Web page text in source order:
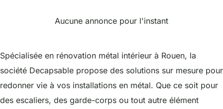
Aucune annonce pour l'instant
Spécialisée en rénovation métal intérieur à Rouen, la
société Decapsable propose des solutions sur mesure pour
redonner vie à vos installations en métal. Que ce soit pour
des escaliers, des garde-corps ou tout autre élément